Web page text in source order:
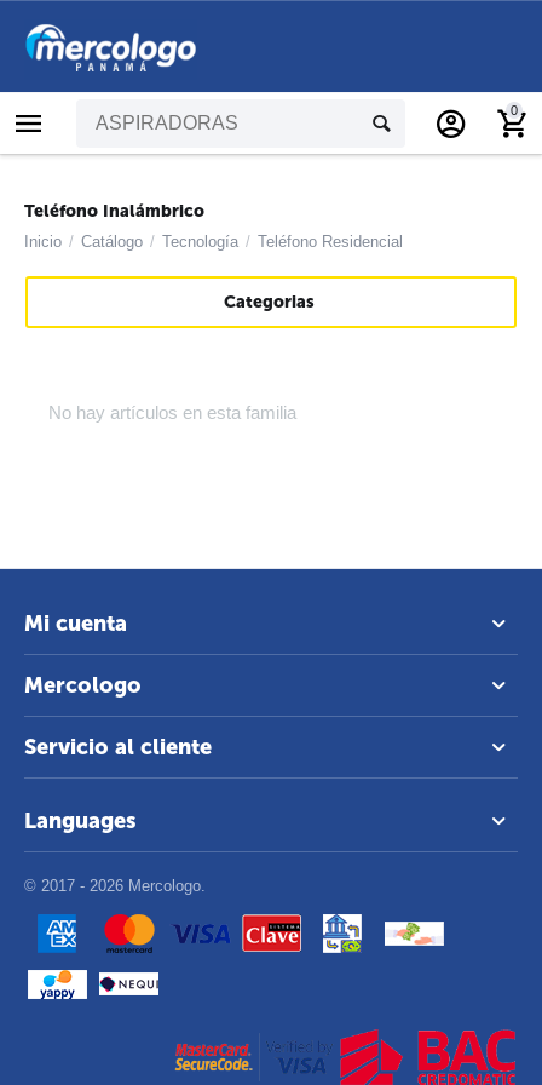
0
Teléfono Inalámbrico
Inicio / Catálogo / Tecnología / Teléfono Residencial
Categorias
No hay artículos en esta familia
Mi cuenta
Mercologo
Servicio al cliente
Languages
© 2017 - 2026 Mercologo.